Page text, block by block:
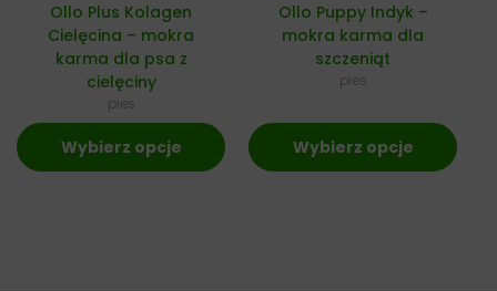
Ollo Plus Kolagen
Cielęcina – mokra
karma dla psa z
cielęciny
pies
Wybierz opcje
Ollo Puppy Indyk –
mokra karma dla
szczeniąt
pies
Wybierz opcje